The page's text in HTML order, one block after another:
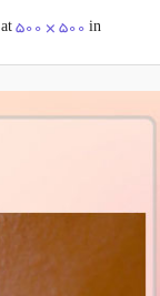
at 500 × 500 in